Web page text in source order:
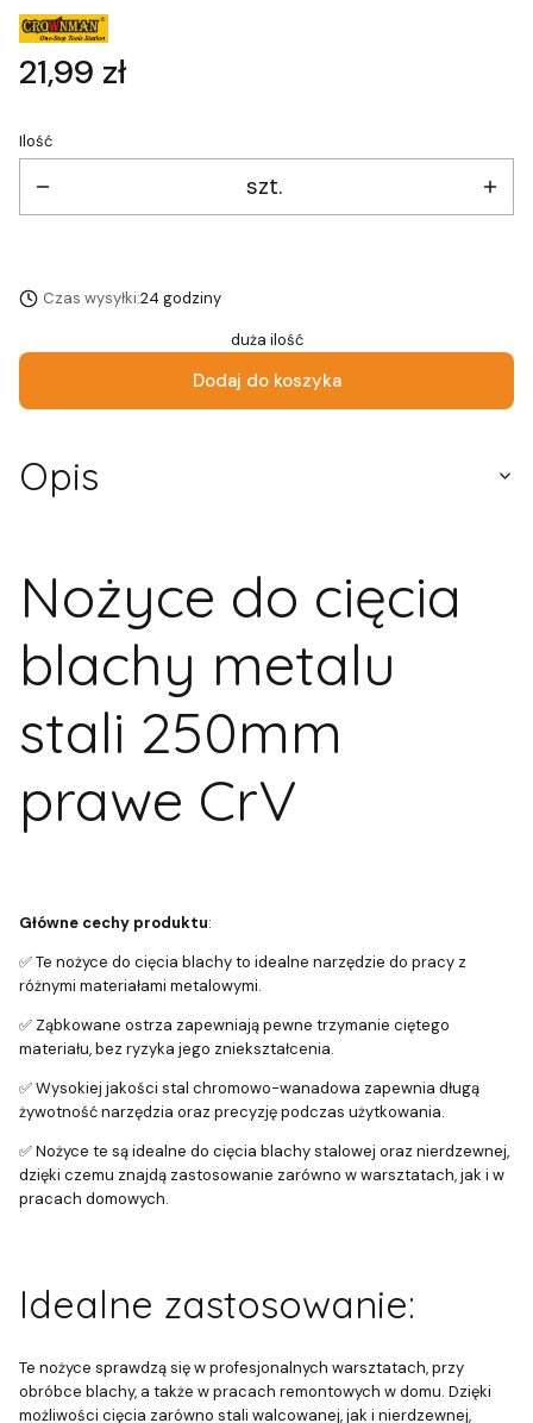
Cena
21,99 zł
Ilość
szt.
Czas wysyłki:24 godziny
duża ilość
Dodaj do koszyka
Opis
Nożyce do cięcia
blachy metalu
stali 250mm
prawe CrV
Główne cechy produktu:
✅ Te nożyce do cięcia blachy to idealne narzędzie do pracy z
różnymi materiałami metalowymi.
✅ Ząbkowane ostrza zapewniają pewne trzymanie ciętego
materiału, bez ryzyka jego zniekształcenia.
✅ Wysokiej jakości stal chromowo-wanadowa zapewnia długą
żywotność narzędzia oraz precyzję podczas użytkowania.
✅ Nożyce te są idealne do cięcia blachy stalowej oraz nierdzewnej,
dzięki czemu znajdą zastosowanie zarówno w warsztatach, jak i w
pracach domowych.
Idealne zastosowanie:
Te nożyce sprawdzą się w profesjonalnych warsztatach, przy
obróbce blachy, a także w pracach remontowych w domu. Dzięki
możliwości cięcia zarówno stali walcowanej, jak i nierdzewnej,